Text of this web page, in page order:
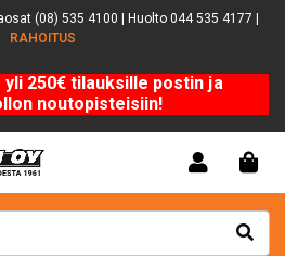
(08) 535 4100 | Huolto 044 535 4177 |
RAHOITUS
250€ tilauksille postin ja
noutopisteisiin!